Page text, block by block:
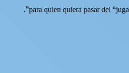
para quien quiera pasar del